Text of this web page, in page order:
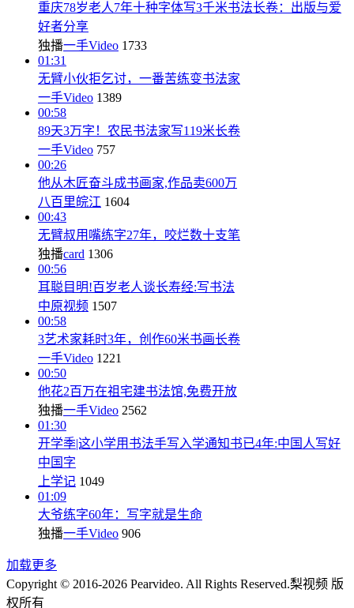
重庆78岁老人7年十种字体写3千米书法长卷：出版与爱
好者分享
独播一手Video 1733
01:31
无臂小伙拒乞讨，一番苦练变书法家
一手Video 1389
00:58
89天3万字！农民书法家写119米长卷
一手Video 757
00:26
他从木匠奋斗成书画家,作品卖600万
八百里皖江 1604
00:43
无臂叔用嘴练字27年，咬烂数十支笔
独播card 1306
00:56
耳聪目明!百岁老人谈长寿经:写书法
中原视频 1507
00:58
3艺术家耗时3年，创作60米书画长卷
一手Video 1221
00:50
他花2百万在祖宅建书法馆,免费开放
独播一手Video 2562
01:30
开学季|这小学用书法手写入学通知书已4年:中国人写好
中国字
上学记 1049
01:09
大爷练字60年：写字就是生命
独播一手Video 906
加载更多
Copyright © 2016-2026 Pearvideo. All Rights Reserved.梨视频 版
权所有